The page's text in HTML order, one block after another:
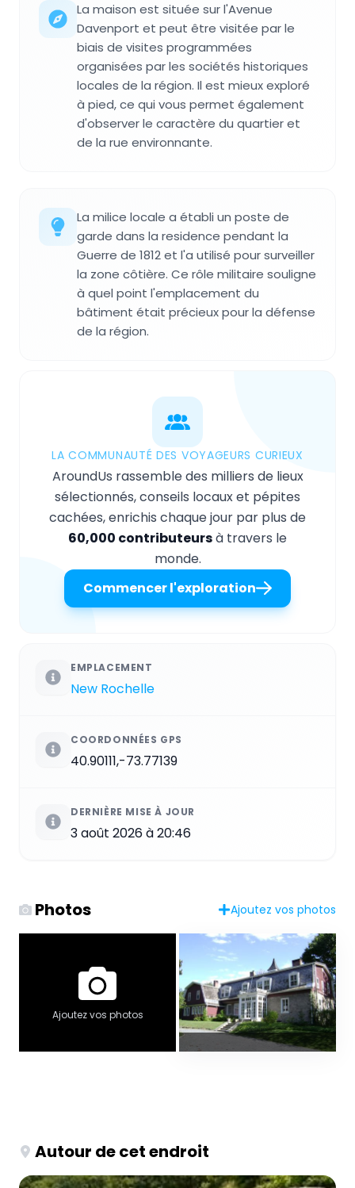
La maison est située sur l'Avenue
Davenport et peut être visitée par le
biais de visites programmées
organisées par les sociétés historiques
locales de la région. Il est mieux exploré
à pied, ce qui vous permet également
d'observer le caractère du quartier et
de la rue environnante.
La milice locale a établi un poste de
garde dans la residence pendant la
Guerre de 1812 et l'a utilisé pour surveiller
la zone côtière. Ce rôle militaire souligne
à quel point l'emplacement du
bâtiment était précieux pour la défense
de la région.
LA COMMUNAUTÉ DES VOYAGEURS CURIEUX
AroundUs rassemble des milliers de lieux
sélectionnés, conseils locaux et pépites
cachées, enrichis chaque jour par plus de
60,000 contributeursà travers le
monde.
Commencer l'exploration
EMPLACEMENT
New Rochelle
COORDONNÉES GPS
40.90111,-73.77139
DERNIÈRE MISE À JOUR
3 août 2026 à 20:46
Photos Ajoutez vos photos
Ajoutez vos photos
Autour de cet endroit